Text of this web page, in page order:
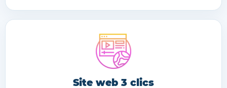
Site web 3 clics